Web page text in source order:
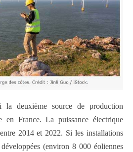
la deuxième source de production
en France. La puissance électrique
2014 et 2022. Si les installations
(environ 8 000 éoliennes